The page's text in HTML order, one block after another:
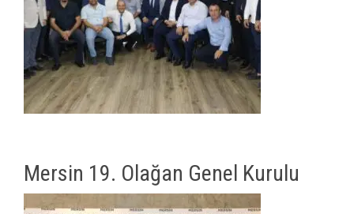
Mersin 19. Olağan Genel Kurulu